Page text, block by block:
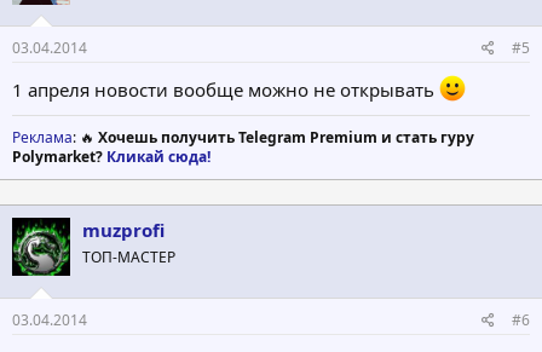
03.04.2014 #5
1 апреля новости вообще можно не открывать
Реклама: 🔥 Хочешь получить Telegram Premium и стать гуру
Polymarket? Кликай сюда!
muzprofi
ТОП-МАСТЕР
03.04.2014 #6